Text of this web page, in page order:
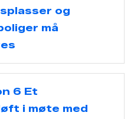
og
må
6 Et
i møte med